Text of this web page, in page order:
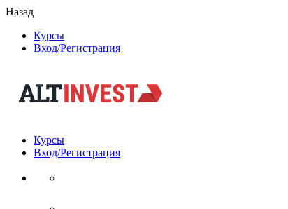
Назад
Курсы
Вход/Регистрация
Курсы
Вход/Регистрация